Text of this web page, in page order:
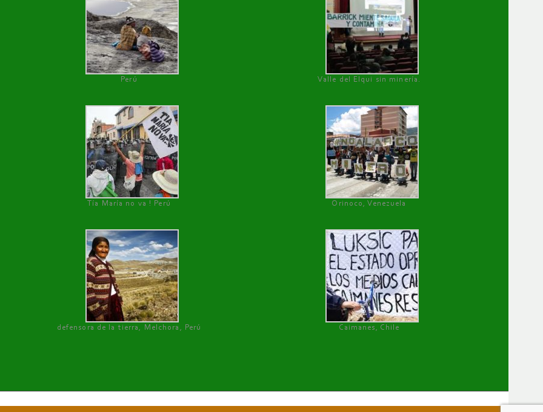
Perú Valle del Elqui sin minería.
Tía María no va ! Perú Orinoco, Venezuela
defensora de la tierra, Melchora, Perú Caimanes, Chile